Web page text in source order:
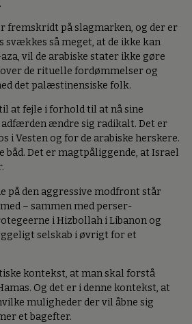
fremskridt på slagmarken, og der er
svækkes så meget, at de ikke kan
vil de arabiske stater ikke gøre
de rituelle fordømmelser og
det palæstinensiske folk.
at fejle i forhold til at nå sine
ændre sig radikalt. Det er
i Vesten og for de arabiske herskere.
båd. Det er magtpåliggende, at Israel
på den aggressive modfront står
– sammen med perser-
i Hizbollah i Libanon og
selskab i øvrigt for et
kontekst, at man skal forstå
Og det er i denne kontekst, at
muligheder der vil åbne sig
et bagefter.